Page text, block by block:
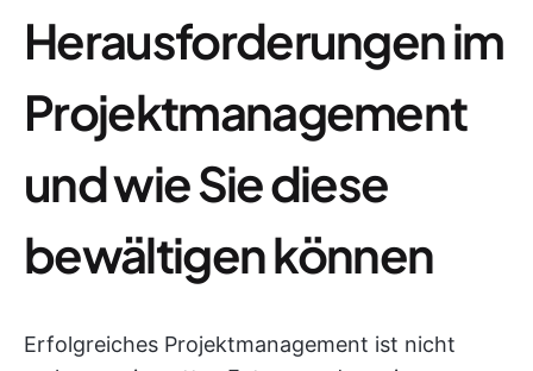
Herausforderungen im
Projektmanagement
und wie Sie diese
bewältigen können
Erfolgreiches Projektmanagement ist nicht